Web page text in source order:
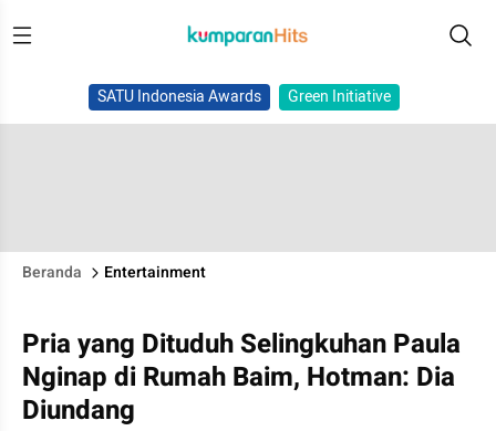
SATU Indonesia Awards Green Initiative
Beranda Entertainment
Pria yang Dituduh Selingkuhan Paula
Nginap di Rumah Baim, Hotman: Dia
Diundang